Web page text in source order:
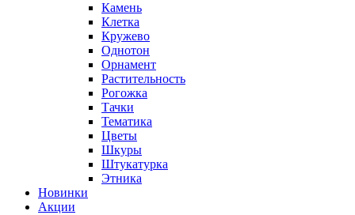
Камень
Клетка
Кружево
Однотон
Орнамент
Растительность
Рогожка
Тачки
Тематика
Цветы
Шкуры
Штукатурка
Этника
Новинки
Акции